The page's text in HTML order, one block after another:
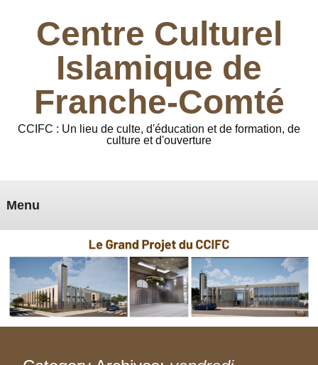
Centre Culturel
Islamique de
Franche-Comté
CCIFC : Un lieu de culte, d'éducation et de formation, de
culture et d'ouverture
Menu